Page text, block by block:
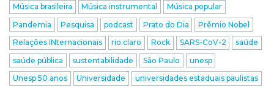
Música brasileira
Música instrumental
Música popular
Pandemia
Pesquisa podcast Prato do Dia
Prêmio Nobel
Relações INternacionais
rio claro Rock SARS-CoV-2
saúde
saúde pública
sustentabilidade São Paulo
unesp
Unesp 50 anos
Universidade universidades estaduais paulistas